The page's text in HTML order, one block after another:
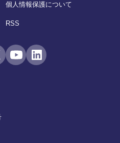
個人情報保護について
RSS